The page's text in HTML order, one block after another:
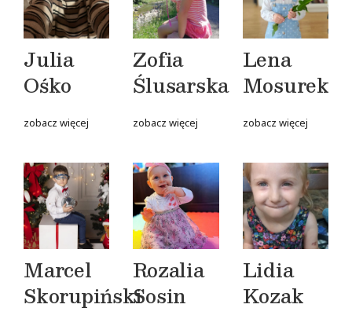
Julia
Ośko
zobacz więcej
Zofia
Ślusarska
zobacz więcej
Lena
Mosurek
zobacz więcej
Marcel
Skorupiński
Rozalia
Sosin
Lidia
Kozak